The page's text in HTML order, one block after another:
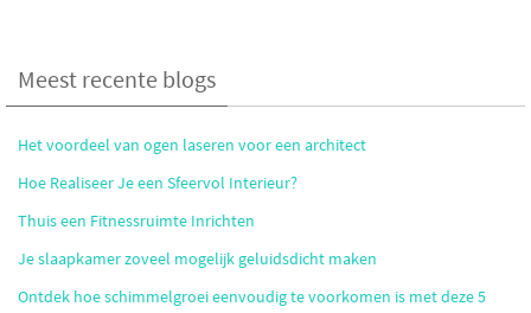
Meest recente blogs
Het voordeel van ogen laseren voor een architect
Hoe Realiseer Je een Sfeervol Interieur?
Thuis een Fitnessruimte Inrichten
Je slaapkamer zoveel mogelijk geluidsdicht maken
Ontdek hoe schimmelgroei eenvoudig te voorkomen is met deze 5